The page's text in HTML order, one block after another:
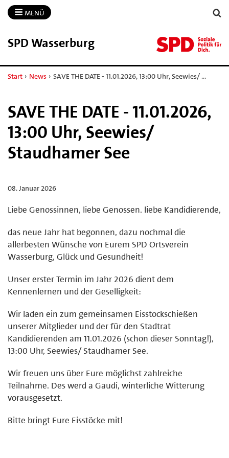
MENÜ
SPD Wasserburg
Start › News › SAVE THE DATE - 11.01.2026, 13:00 Uhr, Seewies/ …
SAVE THE DATE - 11.01.2026,
13:00 Uhr, Seewies/
Staudhamer See
08. Januar 2026
Liebe Genossinnen, liebe Genossen. liebe Kandidierende,
das neue Jahr hat begonnen, dazu nochmal die
allerbesten Wünsche von Eurem SPD Ortsverein
Wasserburg, Glück und Gesundheit!
Unser erster Termin im Jahr 2026 dient dem
Kennenlernen und der Geselligkeit:
Wir laden ein zum gemeinsamen Eisstockschießen
unserer Mitglieder und der für den Stadtrat
Kandidierenden am 11.01.2026 (schon dieser Sonntag!),
13:00 Uhr, Seewies/ Staudhamer See.
Wir freuen uns über Eure möglichst zahlreiche
Teilnahme. Des werd a Gaudi, winterliche Witterung
vorausgesetzt.
Bitte bringt Eure Eisstöcke mit!